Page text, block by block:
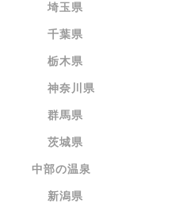
埼玉県
千葉県
栃木県
神奈川県
群馬県
茨城県
中部の温泉
新潟県